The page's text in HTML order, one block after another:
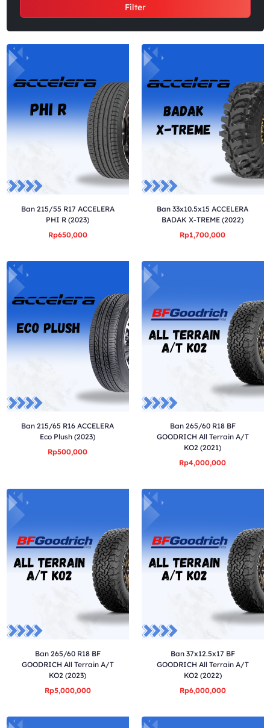
Filter
Ban 215/55 R17 ACCELERA
PHI R (2023)
Rp650,000
Ban 33x10.5x15 ACCELERA
BADAK X-TREME (2022)
Rp1,700,000
Ban 215/65 R16 ACCELERA
Eco Plush (2023)
Rp500,000
Ban 265/60 R18 BF
GOODRICH All Terrain A/T
KO2 (2021)
Rp4,000,000
Ban 265/60 R18 BF
GOODRICH All Terrain A/T
KO2 (2023)
Rp5,000,000
Ban 37x12.5x17 BF
GOODRICH All Terrain A/T
KO2 (2022)
Rp6,000,000